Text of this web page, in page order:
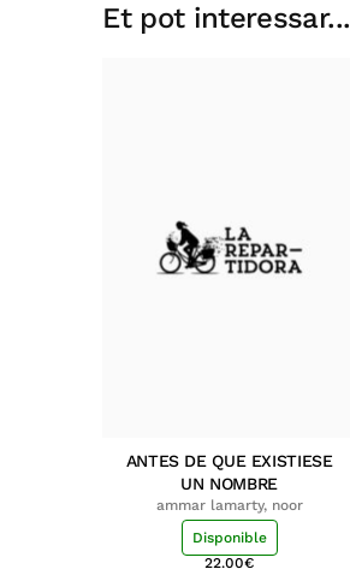
Et pot interessar...
ANTES DE QUE EXISTIESE
UN NOMBRE
ammar lamarty, noor
Disponible
22.00€